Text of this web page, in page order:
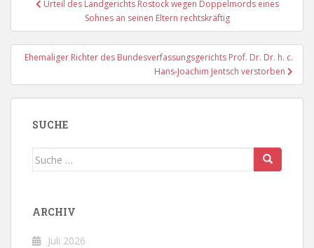
Urteil des Landgerichts Rostock wegen Doppelmords eines
Sohnes an seinen Eltern rechtskräftig
Ehemaliger Richter des Bundesverfassungsgerichts Prof. Dr. Dr. h. c.
Hans-Joachim Jentsch verstorben
SUCHE
Suche
ARCHIV
Juli 2026